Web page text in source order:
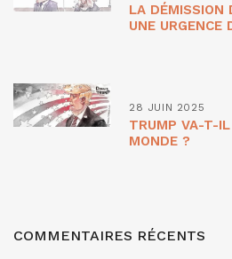
LA DÉMISSION
UNE URGENCE
28 JUIN 2025
TRUMP VA-T-IL
MONDE ?
COMMENTAIRES RÉCENTS